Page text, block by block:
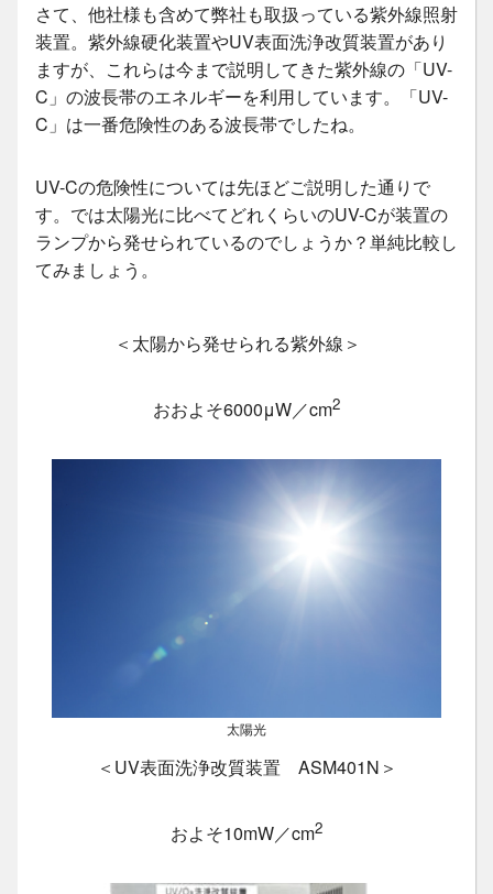
さて、他社様も含めて弊社も取扱っている紫外線照射
装置。紫外線硬化装置やUV表面洗浄改質装置があり
ますが、これらは今まで説明してきた紫外線の「UV-
C」の波長帯のエネルギーを利用しています。「UV-
C」は一番危険性のある波長帯でしたね。
UV-Cの危険性については先ほどご説明した通りで
す。では太陽光に比べてどれくらいのUV-Cが装置の
ランプから発せられているのでしょうか？単純比較し
てみましょう。
＜太陽から発せられる紫外線＞
おおよそ6000μW／cm2
太陽光
＜UV表面洗浄改質装置 ASM401N＞
およそ10mW／cm2